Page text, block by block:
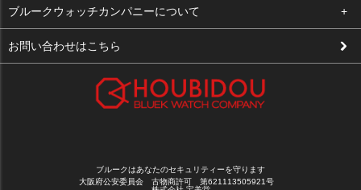
支払い・送料
修理依頼
ログイン
お気に入り
ブルークウォッチカンパニーについて
会社概要
お問い合わせはこちら
ブルークはあなたのセキュリティーを守ります
大阪府公安委員会 古物商許可 第621113505921号